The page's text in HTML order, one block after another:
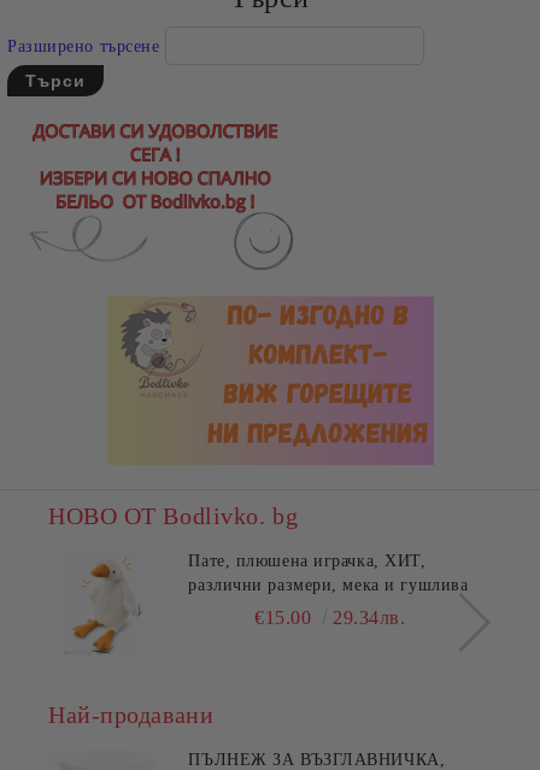
Разширено търсене
НОВО ОТ Bodlivko. bg
Пате, плюшена играчка, ХИТ,
различни размери, мека и гушлива
€15.00 29.34лв.
Най-продавани
ПЪЛНЕЖ ЗА ВЪЗГЛАВНИЧКА,